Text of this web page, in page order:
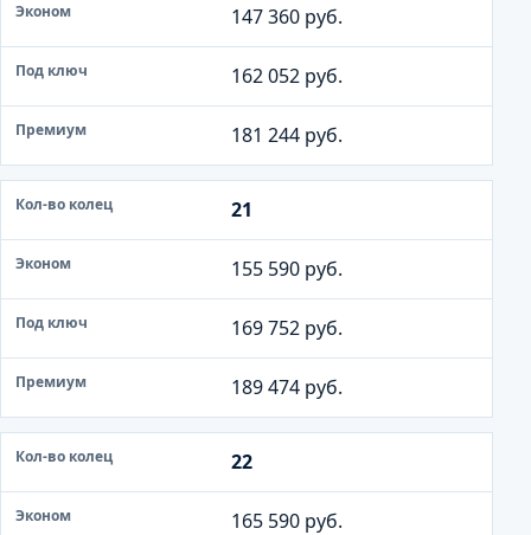
147 360 руб.
162 052 руб.
181 244 руб.
21
155 590 руб.
169 752 руб.
189 474 руб.
22
165 590 руб.